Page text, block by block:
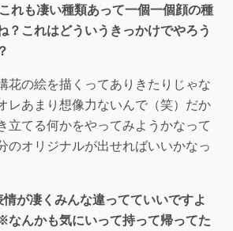
れも凄い種類あって一個一個顔の種
？これはどういうきっかけでやろう
花の絵を描くってありきたりじゃな
レあまり想像力ないんで（笑）だか
立てる何かをやってみようかなって
のオリジナルが出せればいいかなっ
が凄くみんな違ってていいですよ
んかも気にいって持って帰ってた